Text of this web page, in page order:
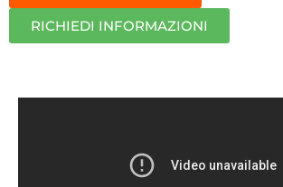
RICHIEDI INFORMAZIONI